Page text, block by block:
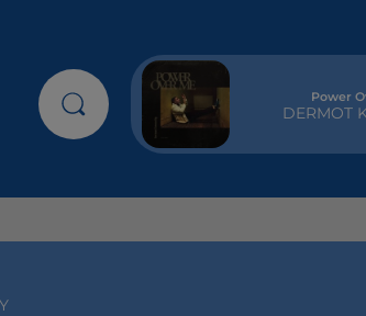
Power
DERMOT